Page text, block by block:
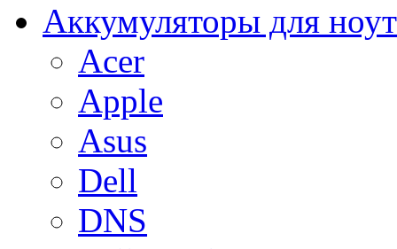
Аккумуляторы для
Acer
Apple
Asus
Dell
DNS